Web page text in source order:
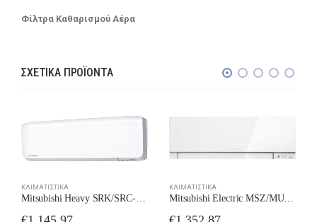
Φίλτρα Καθαρισμού Αέρα
ΣΧΕΤΙΚΆ ΠΡΟΪΌΝΤΑ
ΚΛΙΜΑΤΙΣΤΙΚΆ
Mitsubishi Heavy SRK/SRC-25ZS-WF Κλιματιστικό 9000 BTU New Model 2024
ΚΛΙΜΑΤΙΣΤΙΚΆ
Mitsubishi Electric MSZ/MUZ-EF35VE3 Κλιματιστικό Inverter 12000 BTU A+++/A++ New Model 2024